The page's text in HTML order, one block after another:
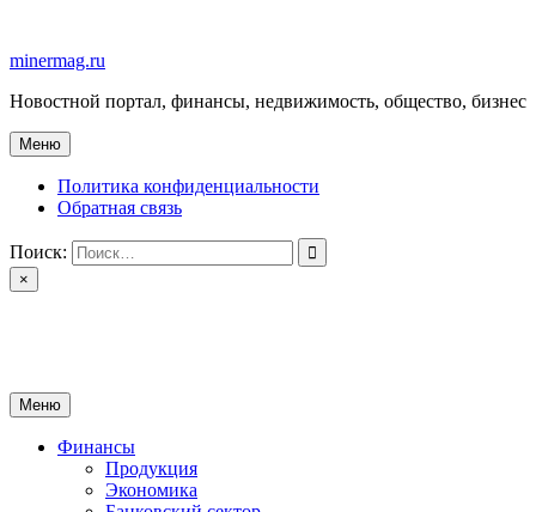
содержимому
minermag.ru
Новостной портал, финансы, недвижимость, общество, бизнес
Меню
Политика конфиденциальности
Обратная связь
Поиск:
×
Меню
Финансы
Продукция
Экономика